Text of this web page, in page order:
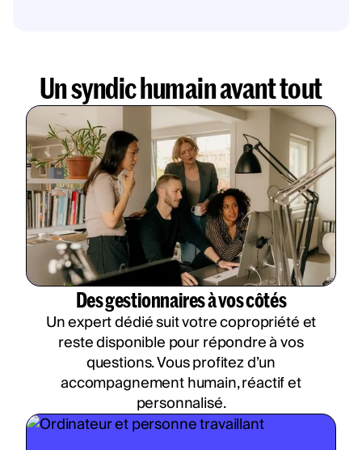
Un syndic humain avant tout
Des gestionnaires à vos côtés
Un expert dédié suit votre copropriété et
reste disponible pour répondre à vos
questions. Vous profitez d’un
accompagnement humain, réactif et
personnalisé.